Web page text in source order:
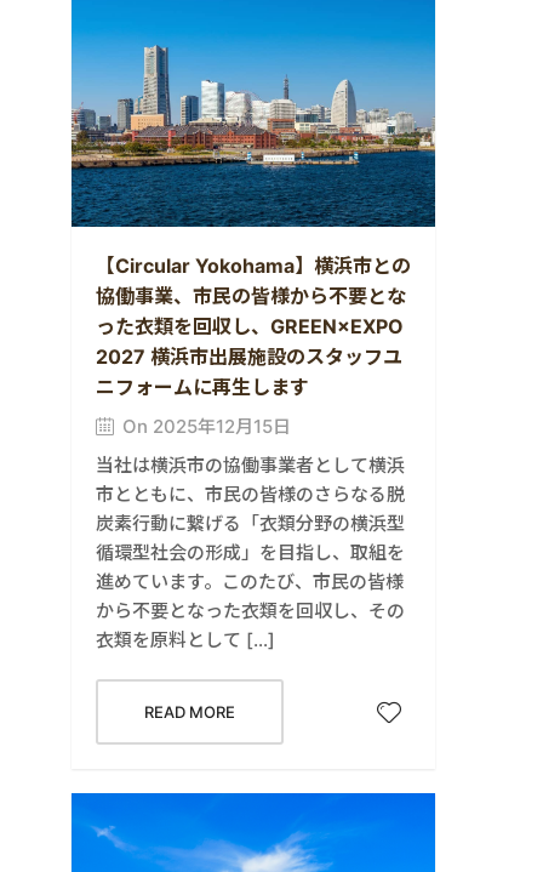
【Circular Yokohama】横浜市との
協働事業、市民の皆様から不要とな
った衣類を回収し、GREEN×EXPO
2027 横浜市出展施設のスタッフユ
ニフォームに再生します
On 2025年12月15日
当社は横浜市の協働事業者として横浜
市とともに、市民の皆様のさらなる脱
炭素行動に繋げる「衣類分野の横浜型
循環型社会の形成」を目指し、取組を
進めています。このたび、市民の皆様
から不要となった衣類を回収し、その
衣類を原料として […]
READ MORE